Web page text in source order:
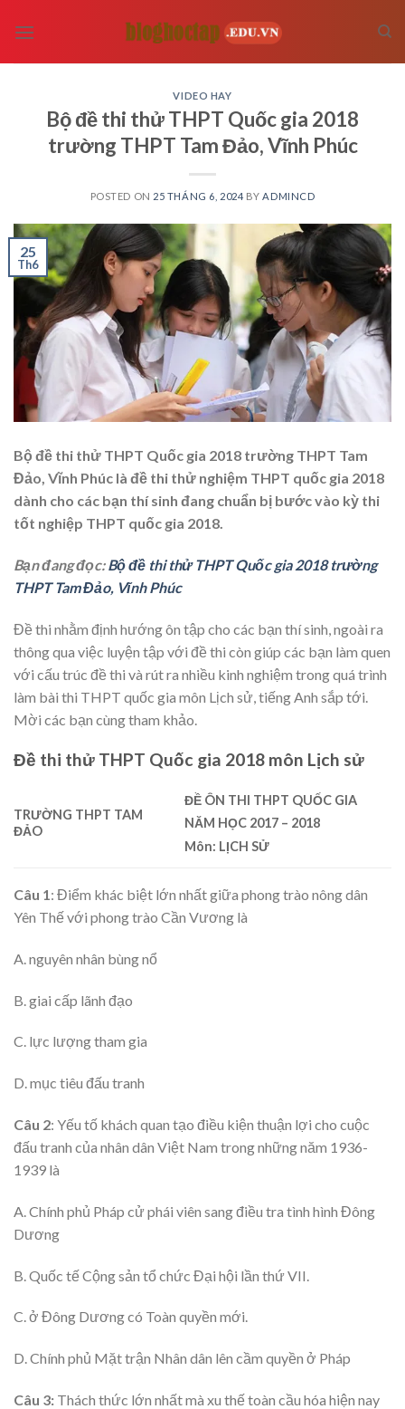
VIDEO HAY
Bộ đề thi thử THPT Quốc gia 2018
trường THPT Tam Đảo, Vĩnh Phúc
POSTED ON 25 THÁNG 6, 2024 BY ADMINCD
25
Th6
Bộ đề thi thử THPT Quốc gia 2018 trường THPT Tam
Đảo, Vĩnh Phúc là đề thi thử nghiệm THPT quốc gia 2018
dành cho các bạn thí sinh đang chuẩn bị bước vào kỳ thi
tốt nghiệp THPT quốc gia 2018.
Bạn đang đọc:Bộ đề thi thử THPT Quốc gia 2018 trường
THPT Tam Đảo, Vĩnh Phúc
Đề thi nhằm định hướng ôn tập cho các bạn thí sinh, ngoài ra
thông qua việc luyện tập với đề thi còn giúp các bạn làm quen
với cấu trúc đề thi và rút ra nhiều kinh nghiệm trong quá trình
làm bài thi THPT quốc gia môn Lịch sử, tiếng Anh sắp tới.
Mời các bạn cùng tham khảo.
Đề thi thử THPT Quốc gia 2018 môn Lịch sử
TRƯỜNG THPT TAM
ĐẢO
ĐỀ ÔN THI THPT QUỐC GIA
NĂM HỌC 2017 – 2018
Môn: LỊCH SỬ
Câu 1: Điểm khác biệt lớn nhất giữa phong trào nông dân
Yên Thế với phong trào Cần Vương là
A. nguyên nhân bùng nổ
B. giai cấp lãnh đạo
C. lực lượng tham gia
D. mục tiêu đấu tranh
Câu 2: Yếu tố khách quan tạo điều kiện thuận lợi cho cuộc
đấu tranh của nhân dân Việt Nam trong những năm 1936-
1939 là
A. Chính phủ Pháp cử phái viên sang điều tra tình hình Đông
Dương
B. Quốc tế Cộng sản tổ chức Đại hội lần thứ VII.
C. ở Đông Dương có Toàn quyền mới.
D. Chính phủ Mặt trận Nhân dân lên cầm quyền ở Pháp
Câu 3: Thách thức lớn nhất mà xu thế toàn cầu hóa hiện nay